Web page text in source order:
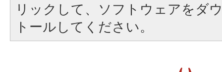
リックして、ソフトウェアをダ
トールしてください。